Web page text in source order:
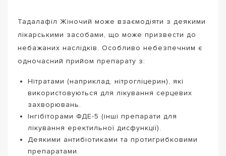
Тадалафіл Жіночий може взаємодіяти з деякими
лікарськими засобами, що може призвести до
небажаних наслідків. Особливо небезпечним є
одночасний прийом препарату з:
Нітратами (наприклад, нітрогліцерин), які
використовуються для лікування серцевих
захворювань.
Інгібіторами ФДЕ-5 (інші препарати для
лікування еректильної дисфункції).
Деякими антибіотиками та протигрибковими
препаратами.